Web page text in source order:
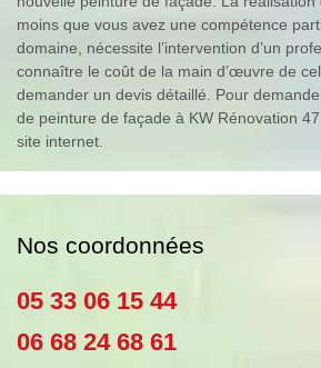
moins que vous avez une compétence
domaine, nécessite l’intervention d’un
connaître le coût de la main d’œuvre de
demander un devis détaillé. Pour
de peinture de façade à KW Rénovation
site internet.
Nos coordonnées
05 33 06 15 44
06 68 24 68 61